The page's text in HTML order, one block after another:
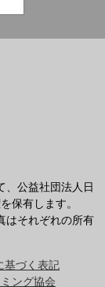
、公益社団法人日
保有します。
はそれぞれの所有
基づく表記
ング協会